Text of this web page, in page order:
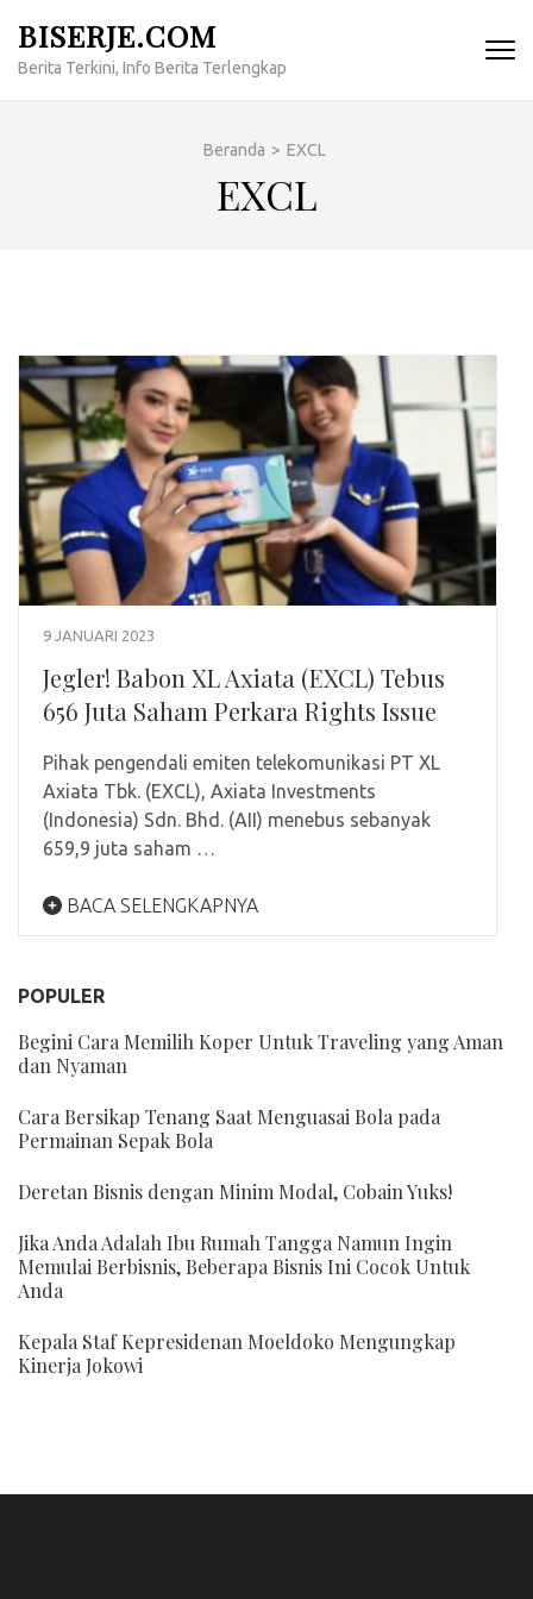
konten
BISERJE.COM
Berita Terkini, Info Berita Terlengkap
Beranda > EXCL
EXCL
9 JANUARI 2023
Jegler! Babon XL Axiata (EXCL) Tebus
656 Juta Saham Perkara Rights Issue
Pihak pengendali emiten telekomunikasi PT XL
Axiata Tbk. (EXCL), Axiata Investments
(Indonesia) Sdn. Bhd. (AII) menebus sebanyak
659,9 juta saham …
BACA SELENGKAPNYA
POPULER
Begini Cara Memilih Koper Untuk Traveling yang Aman
dan Nyaman
Cara Bersikap Tenang Saat Menguasai Bola pada
Permainan Sepak Bola
Deretan Bisnis dengan Minim Modal, Cobain Yuks!
Jika Anda Adalah Ibu Rumah Tangga Namun Ingin
Memulai Berbisnis, Beberapa Bisnis Ini Cocok Untuk
Anda
Kepala Staf Kepresidenan Moeldoko Mengungkap
Kinerja Jokowi